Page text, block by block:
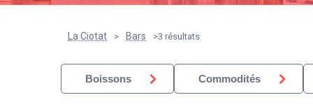
La Ciotat > Bars >3 résultats
Boissons Commodités